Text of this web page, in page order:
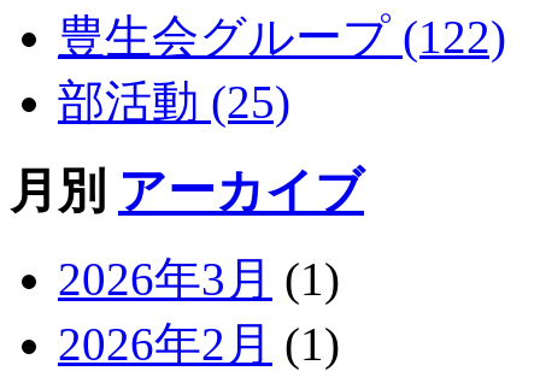
豊生会グループ (122)
部活動 (25)
月別 アーカイブ
2026年3月 (1)
2026年2月 (1)